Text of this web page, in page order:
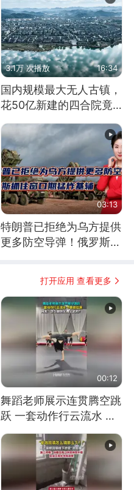
3.1万 次播放 16:34
国内规模最大无人古镇，
花50亿新建的四合院竟
03:13
特朗普已拒绝为乌方提供
更多防空导弹！俄罗斯抓
打开应用 查看更多
00:12
舞蹈老师展示连贯腾空跳
跃 一套动作行云流水 节
奏感拉满 网友：怎么做
到又舞又武的？